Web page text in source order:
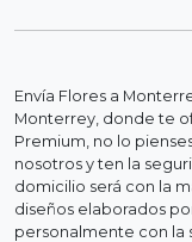
Envía Flores a
Monterrey, donde te
Premium, no lo
nosotros y ten la
domicilio será con la
diseños elaborados
personalmente con la